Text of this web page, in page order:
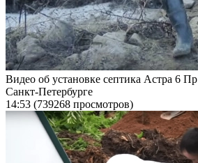
Видео об установке септика Астра 6
Санкт-Петербурге
14:53 (739268 просмотров)